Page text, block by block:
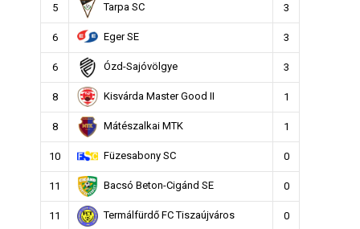
5 Tarpa SC 3
6 Eger SE 3
6 Ózd-Sajóvölgye 3
8 Kisvárda Master Good II 1
8 Mátészalkai MTK 1
10 Füzesabony SC 0
11 Bacsó Beton-Cigánd SE 0
11 Termálfürdő FC Tiszaújváros 0